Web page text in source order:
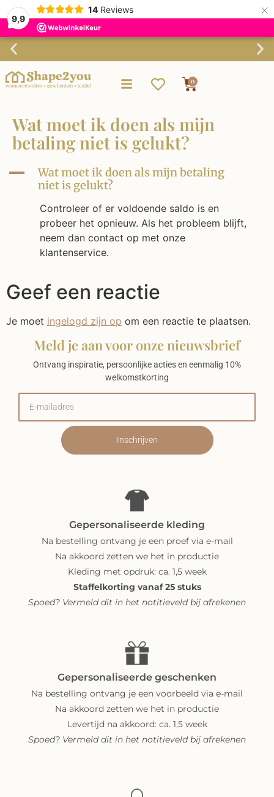
9,9
14 Reviews ×
Verzending binnen 3-4 werkdagen
0
Wat moet ik doen als mijn
betaling niet is gelukt?
A
Wat moet ik doen als mijn betaling
niet is gelukt?
Controleer of er voldoende saldo is en
probeer het opnieuw. Als het probleem blijft,
neem dan contact op met onze
klantenservice.
Geef een reactie
Je moet ingelogd zijn op om een reactie te plaatsen.
Meld je aan voor onze nieuwsbrief
Ontvang inspiratie, persoonlijke acties en eenmalig 10%
welkomstkorting
Inschrijven
Gepersonaliseerde kleding
Na bestelling ontvang je een proef via e-mail
Na akkoord zetten we het in productie
Kleding met opdruk: ca. 1,5 week
Staffelkorting vanaf 25 stuks
Spoed? Vermeld dit in het notitieveld bij afrekenen
Gepersonaliseerde geschenken
Na bestelling ontvang je een voorbeeld via e-mail
Na akkoord zetten we het in productie
Levertijd na akkoord: ca. 1,5 week
Spoed? Vermeld dit in het notitieveld bij afrekenen